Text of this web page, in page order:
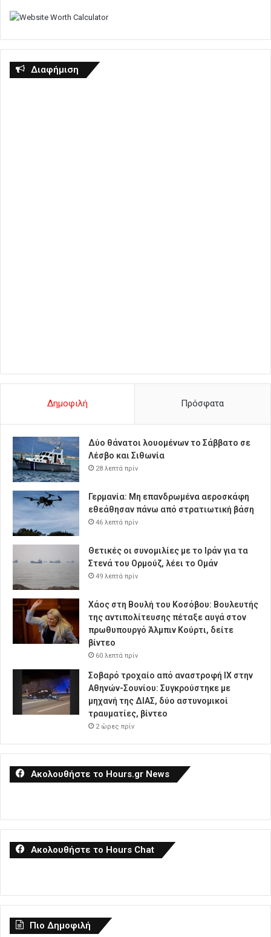
Διαφήμιση
Δημοφιλή Πρόσφατα
Δύο θάνατοι λουομένων το Σάββατο σε
Λέσβο και Σιθωνία
28 λεπτά πρίν
Γερμανία: Μη επανδρωμένα αεροσκάφη
εθεάθησαν πάνω από στρατιωτική βάση
46 λεπτά πρίν
Θετικές οι συνομιλίες με το Ιράν για τα
Στενά του Ορμούζ, λέει το Ομάν
49 λεπτά πρίν
Χάος στη Βουλή του Κοσόβου: Βουλευτής
της αντιπολίτευσης πέταξε αυγά στον
πρωθυπουργό Άλμπιν Κούρτι, δείτε
βίντεο
60 λεπτά πρίν
Σοβαρό τροχαίο από αναστροφή ΙΧ στην
Αθηνών-Σουνίου: Συγκρούστηκε με
μηχανή της ΔΙΑΣ, δύο αστυνομικοί
τραυματίες, βίντεο
2 ώρες πρίν
Ακολουθήστε το Hours.gr News
Ακολουθήστε το Hours Chat
Πιο Δημοφιλή